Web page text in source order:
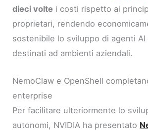
dieci volte i costi rispetto ai
proprietari, rendendo
sostenibile lo sviluppo di agenti AI
destinati ad ambienti aziendali.
NemoClaw e OpenShell
enterprise
Per facilitare ulteriormente lo
autonomi, NVIDIA ha presentato